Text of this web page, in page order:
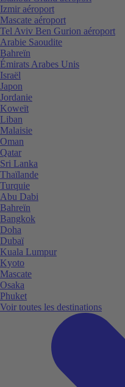
Izmir aéroport
Mascate aéroport
Tel Aviv Ben Gurion aéroport
Arabie Saoudite
Bahreïn
Émirats Arabes Unis
Israël
Japon
Jordanie
Koweït
Liban
Malaisie
Oman
Qatar
Sri Lanka
Thaïlande
Turquie
Abu Dabi
Bahreïn
Bangkok
Doha
Dubaï
Kuala Lumpur
Kyoto
Mascate
Osaka
Phuket
Voir toutes les destinations